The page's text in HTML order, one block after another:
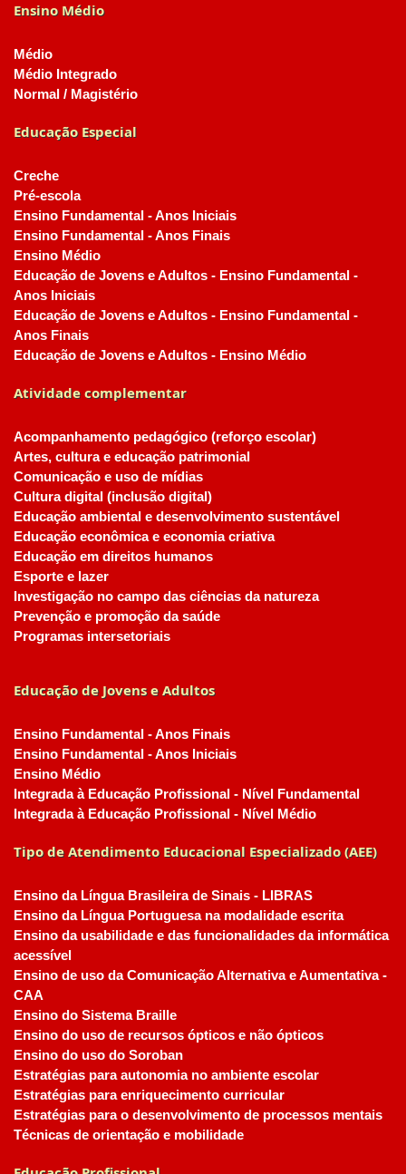
Ensino Médio
Médio
Médio Integrado
Normal / Magistério
Educação Especial
Creche
Pré-escola
Ensino Fundamental - Anos Iniciais
Ensino Fundamental - Anos Finais
Ensino Médio
Educação de Jovens e Adultos - Ensino Fundamental -
Anos Iniciais
Educação de Jovens e Adultos - Ensino Fundamental -
Anos Finais
Educação de Jovens e Adultos - Ensino Médio
Atividade complementar
Acompanhamento pedagógico (reforço escolar)
Artes, cultura e educação patrimonial
Comunicação e uso de mídias
Cultura digital (inclusão digital)
Educação ambiental e desenvolvimento sustentável
Educação econômica e economia criativa
Educação em direitos humanos
Esporte e lazer
Investigação no campo das ciências da natureza
Prevenção e promoção da saúde
Programas intersetoriais
Educação de Jovens e Adultos
Ensino Fundamental - Anos Finais
Ensino Fundamental - Anos Iniciais
Ensino Médio
Integrada à Educação Profissional - Nível Fundamental
Integrada à Educação Profissional - Nível Médio
Tipo de Atendimento Educacional Especializado (AEE)
Ensino da Língua Brasileira de Sinais - LIBRAS
Ensino da Língua Portuguesa na modalidade escrita
Ensino da usabilidade e das funcionalidades da informática
acessível
Ensino de uso da Comunicação Alternativa e Aumentativa -
CAA
Ensino do Sistema Braille
Ensino do uso de recursos ópticos e não ópticos
Ensino do uso do Soroban
Estratégias para autonomia no ambiente escolar
Estratégias para enriquecimento curricular
Estratégias para o desenvolvimento de processos mentais
Técnicas de orientação e mobilidade